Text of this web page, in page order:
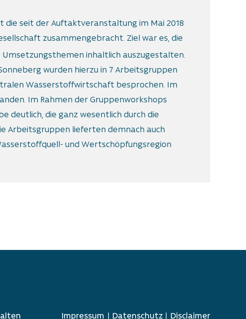
die seit der Auftaktveranstaltung im Mai 2018
zusammengebracht. Ziel war es, die
inhaltlich auszugestalten.
wurden hierzu in 7 Arbeitsgruppen
Wasserstoffwirtschaft besprochen. Im
Im Rahmen der Gruppenworkshops
deutlich, die ganz wesentlich durch die
Arbeitsgruppen lieferten demnach auch
und Wertschöpfungsregion
Navigation überspringen
Impressum Datenschutz Disclaimer